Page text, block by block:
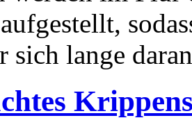
sich lange